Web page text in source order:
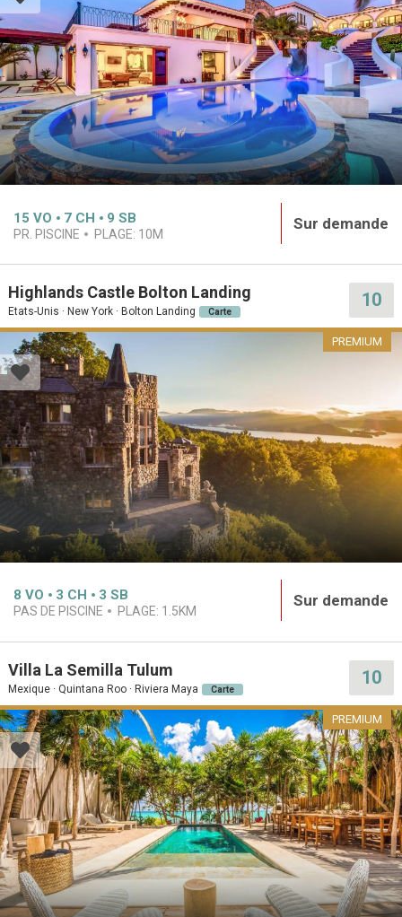
15 VO 7 CH 9 SB
PR. PISCINE PLAGE: 10M
Sur demande
Highlands Castle Bolton Landing
Etats-Unis · New York · Bolton Landing Carte
10
PREMIUM
8 VO 3 CH 3 SB
PAS DE PISCINE PLAGE: 1.5KM
Sur demande
Villa La Semilla Tulum
Mexique · Quintana Roo · Riviera Maya Carte
10
PREMIUM